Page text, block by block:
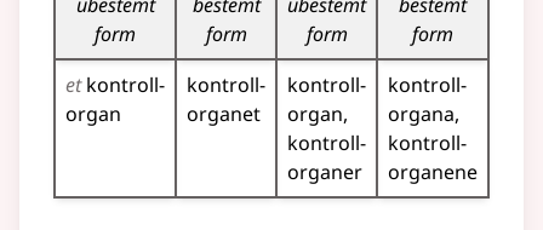
form
form
form
form
etkontroll­
organ
kontroll­
organet
kontroll­
organ
kontroll­
organer
kontroll­
organa
kontroll­
organene